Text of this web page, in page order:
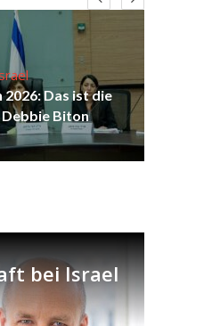
Das ist die
Biton
bei Israel